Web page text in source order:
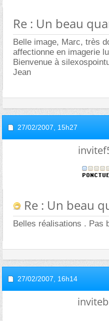
Re : Un beau
Belle image, Marc, très
affectionne en imagerie
Bienvenue à
Jean
27/02/2007, 15h27
Re : Un beau
Belles réalisations . Pas
27/02/2007, 16h14